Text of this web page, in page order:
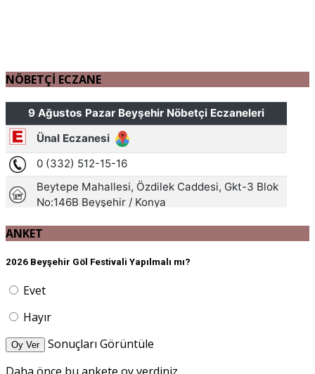
NÖBETÇİ ECZANE
ANKET
2026 Beyşehir Göl Festivali Yapılmalı mı?
Evet
Hayır
Oy Ver
Sonuçları Görüntüle